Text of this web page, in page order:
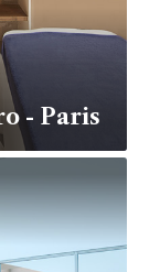
- Paris